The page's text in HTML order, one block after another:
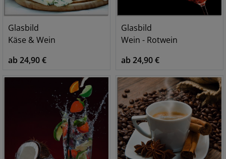
Glasbild
Käse & Wein
ab 24,90 €
Glasbild
Wein - Rotwein
ab 24,90 €